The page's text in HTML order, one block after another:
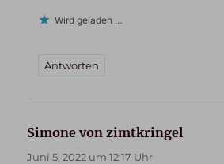
Wird geladen …
Antworten
Simone von zimtkringel
Juni 5, 2022 um 12:17 Uhr